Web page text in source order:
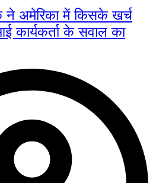
ने अमेरिका में किसके खर्च
कार्यकर्ता के सवाल का